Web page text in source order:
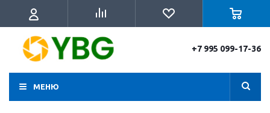
+7 995 099-17-36
МЕНЮ